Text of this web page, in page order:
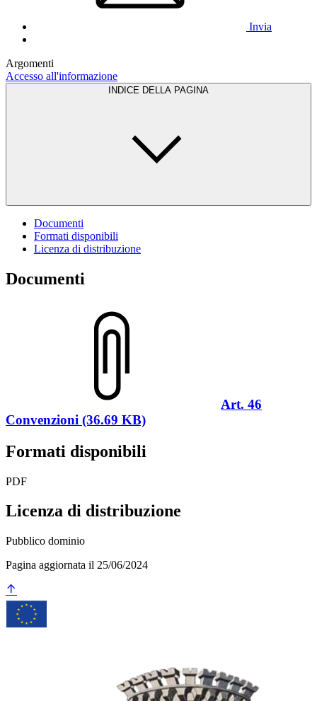
Invia
Argomenti
Accesso all'informazione
INDICE DELLA PAGINA
Documenti
Formati disponibili
Licenza di distribuzione
Documenti
Art. 46
Convenzioni (36.69 KB)
Formati disponibili
PDF
Licenza di distribuzione
Pubblico dominio
Pagina aggiornata il 25/06/2024